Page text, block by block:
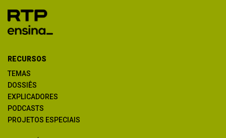
RECURSOS
TEMAS
DOSSIÊS
EXPLICADORES
PODCASTS
PROJETOS ESPECIAIS